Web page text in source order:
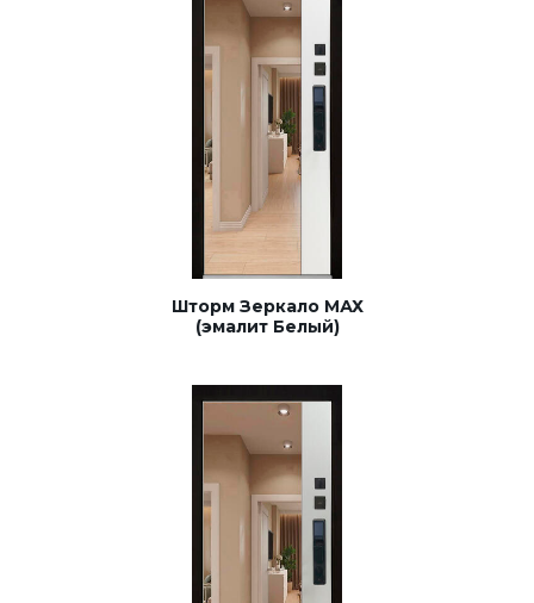
Шторм Зеркало МАХ
(эмалит Белый)